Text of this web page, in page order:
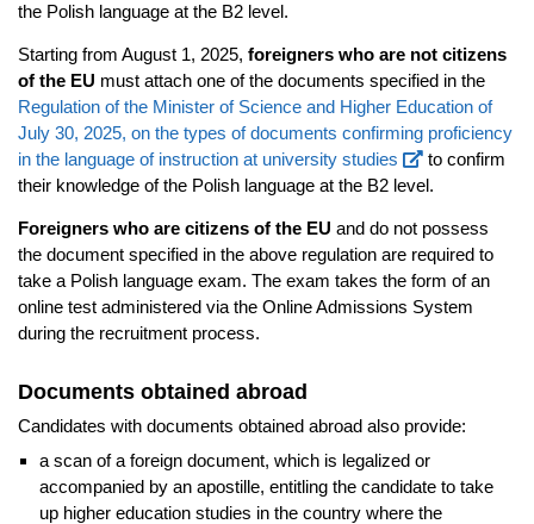
the Polish language at the B2 level.
Starting from August 1, 2025, foreigners who are not citizens
of the EU must attach one of the documents specified in the
Regulation of the Minister of Science and Higher Education of
July 30, 2025, on the types of documents confirming proficiency
in the language of instruction at university studies
to confirm
their knowledge of the Polish language at the B2 level.
Foreigners who are citizens of the EU and do not possess
the document specified in the above regulation are required to
take a Polish language exam. The exam takes the form of an
online test administered via the Online Admissions System
during the recruitment process.
Documents obtained abroad
Candidates with documents obtained abroad also provide:
a scan of a foreign document, which is legalized or
accompanied by an apostille, entitling the candidate to take
up higher education studies in the country where the